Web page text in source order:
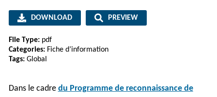
Dans le cadre du Programme de reconnaissance de
DOWNLOAD PREVIEW
File Type: pdf
Categories: Fiche d’information
Tags: Global